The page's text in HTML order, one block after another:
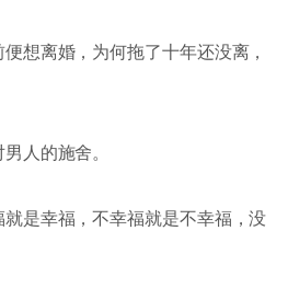
想离婚，为何拖了十年还没离，
人的施舍。
是幸福，不幸福就是不幸福，没